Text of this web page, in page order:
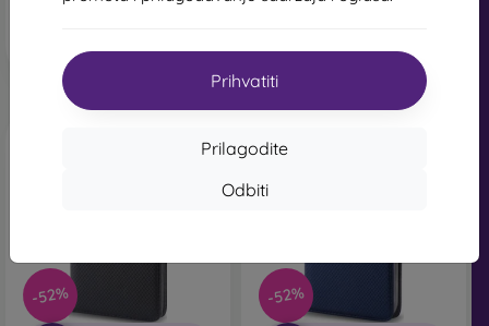
Prihvatiti
Prilagodite
Odbiti
Posljednji komad na
skladištu
-52% -52%